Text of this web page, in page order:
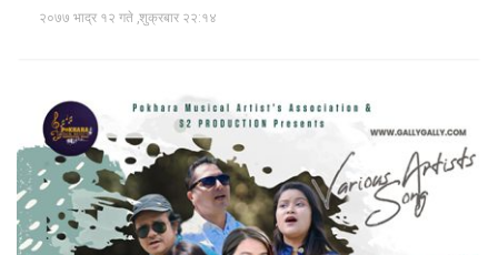
२०७७ भाद्र १२ गते ,शुक्रबार २२:१४